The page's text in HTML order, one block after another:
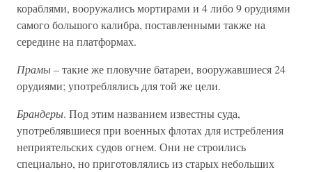
кораблями, вооружались мортирами и 4 либо 9 орудиями
самого большого калибра, поставленными также на
середине на платформах.
Прамы– такие же пловучие батареи, вооружавшиеся 24
орудиями; употреблялись для той же цели.
Брандеры. Под этим названием известны суда,
употреблявшиеся при военных флотах для истребления
неприятельских судов огнем. Они не строились
специально, но приготовлялись из старых небольших